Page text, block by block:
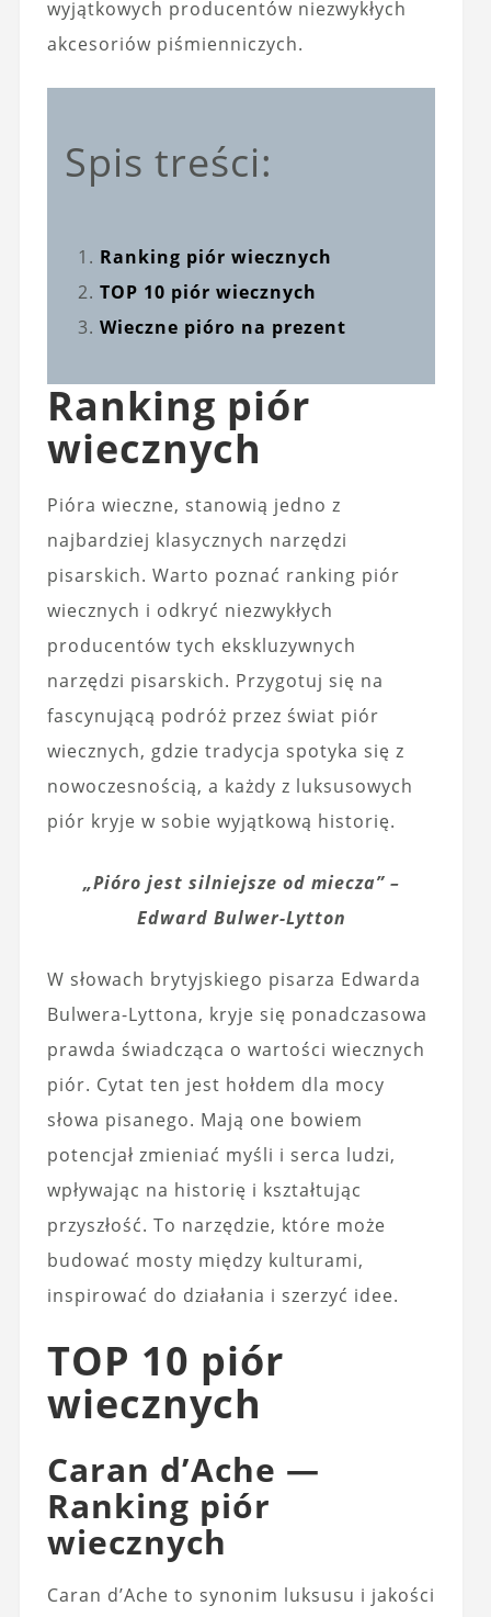
wyjątkowych producentów niezwykłych
akcesoriów piśmienniczych.
Spis treści:
Ranking piór wiecznych
TOP 10 piór wiecznych
Wieczne pióro na prezent
Ranking piór
wiecznych
Pióra wieczne, stanowią jedno z
najbardziej klasycznych narzędzi
pisarskich. Warto poznać ranking piór
wiecznych i odkryć niezwykłych
producentów tych ekskluzywnych
narzędzi pisarskich. Przygotuj się na
fascynującą podróż przez świat piór
wiecznych, gdzie tradycja spotyka się z
nowoczesnością, a każdy z luksusowych
piór kryje w sobie wyjątkową historię.
„Pióro jest silniejsze od miecza” –
Edward Bulwer-Lytton
W słowach brytyjskiego pisarza Edwarda
Bulwera-Lyttona, kryje się ponadczasowa
prawda świadcząca o wartości wiecznych
piór. Cytat ten jest hołdem dla mocy
słowa pisanego. Mają one bowiem
potencjał zmieniać myśli i serca ludzi,
wpływając na historię i kształtując
przyszłość. To narzędzie, które może
budować mosty między kulturami,
inspirować do działania i szerzyć idee.
TOP 10 piór
wiecznych
Caran d’Ache —
Ranking piór
wiecznych
Caran d’Ache to synonim luksusu i jakości